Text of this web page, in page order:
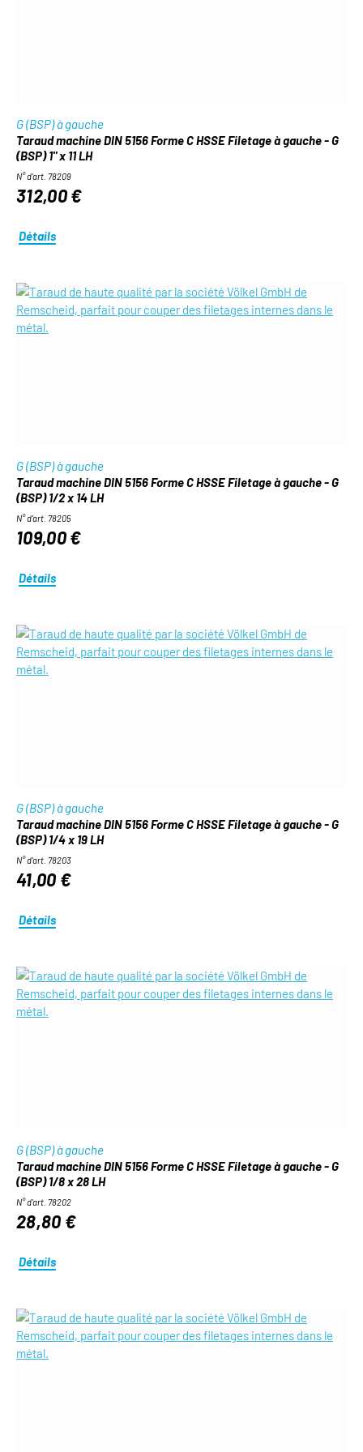
G (BSP) à gauche
Taraud machine DIN 5156 Forme C HSSE Filetage à gauche - G
(BSP) 1" x 11 LH
N° d'art. 78209
312,00 €
Détails
G (BSP) à gauche
Taraud machine DIN 5156 Forme C HSSE Filetage à gauche - G
(BSP) 1/2 x 14 LH
N° d'art. 78205
109,00 €
Détails
G (BSP) à gauche
Taraud machine DIN 5156 Forme C HSSE Filetage à gauche - G
(BSP) 1/4 x 19 LH
N° d'art. 78203
41,00 €
Détails
G (BSP) à gauche
Taraud machine DIN 5156 Forme C HSSE Filetage à gauche - G
(BSP) 1/8 x 28 LH
N° d'art. 78202
28,80 €
Détails